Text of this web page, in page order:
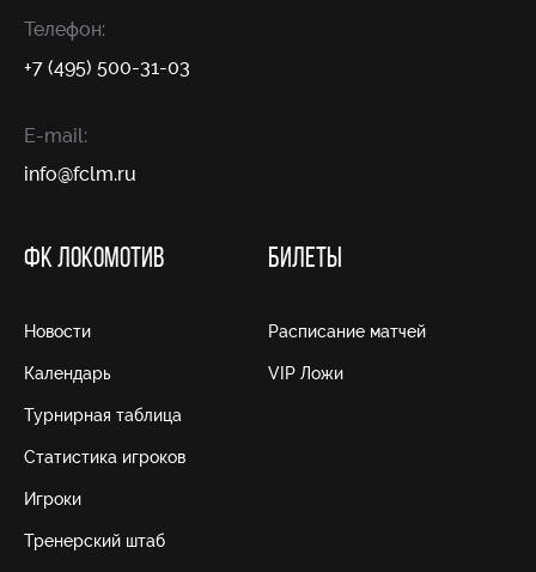
Телефон:
+7 (495) 500-31-03
E-mail:
info@fсlm.ru
ФК ЛОКОМОТИВ
Новости
Календарь
Турнирная таблица
Статистика игроков
Игроки
Тренерский штаб
БИЛЕТЫ
Расписание матчей
VIP Ложи